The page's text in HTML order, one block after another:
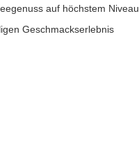
auf höchstem Niveau.
Geschmackserlebnis